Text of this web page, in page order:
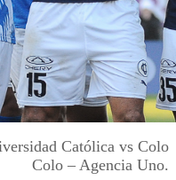
Católica vs Colo
Colo – Agencia Uno.